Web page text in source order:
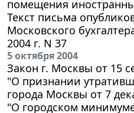
помещения
Текст письма
Московского
2004 г. N 37
5 октября 2004
Закон г. Москвы от 15
"О признании
города Москвы от 7
"О городском